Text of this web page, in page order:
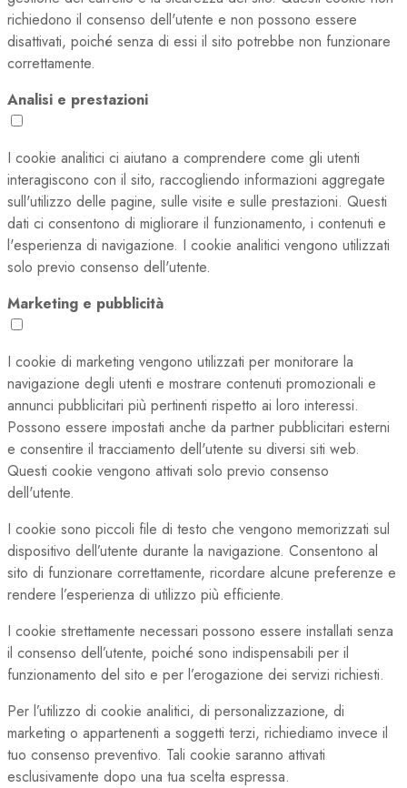
richiedono il consenso dell'utente e non possono essere
disattivati, poiché senza di essi il sito potrebbe non funzionare
correttamente.
Analisi e prestazioni
I cookie analitici ci aiutano a comprendere come gli utenti
interagiscono con il sito, raccogliendo informazioni aggregate
sull'utilizzo delle pagine, sulle visite e sulle prestazioni. Questi
dati ci consentono di migliorare il funzionamento, i contenuti e
l'esperienza di navigazione. I cookie analitici vengono utilizzati
solo previo consenso dell'utente.
Marketing e pubblicità
I cookie di marketing vengono utilizzati per monitorare la
navigazione degli utenti e mostrare contenuti promozionali e
annunci pubblicitari più pertinenti rispetto ai loro interessi.
Possono essere impostati anche da partner pubblicitari esterni
e consentire il tracciamento dell'utente su diversi siti web.
Questi cookie vengono attivati solo previo consenso
dell'utente.
I cookie sono piccoli file di testo che vengono memorizzati sul
dispositivo dell’utente durante la navigazione. Consentono al
sito di funzionare correttamente, ricordare alcune preferenze e
rendere l’esperienza di utilizzo più efficiente.
I cookie strettamente necessari possono essere installati senza
il consenso dell’utente, poiché sono indispensabili per il
funzionamento del sito e per l’erogazione dei servizi richiesti.
Per l’utilizzo di cookie analitici, di personalizzazione, di
marketing o appartenenti a soggetti terzi, richiediamo invece il
tuo consenso preventivo. Tali cookie saranno attivati
esclusivamente dopo una tua scelta espressa.